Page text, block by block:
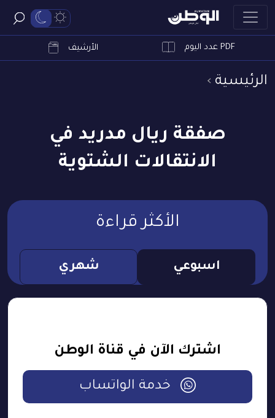
PDF عدد اليوم الأرشيف
الرئيسية
صفقة ريال مدريد في
الانتقالات الشتوية
الأكثر قراءة
اسبوعي شهري
اشترك الآن في قناة الوطن
خدمة الواتساب